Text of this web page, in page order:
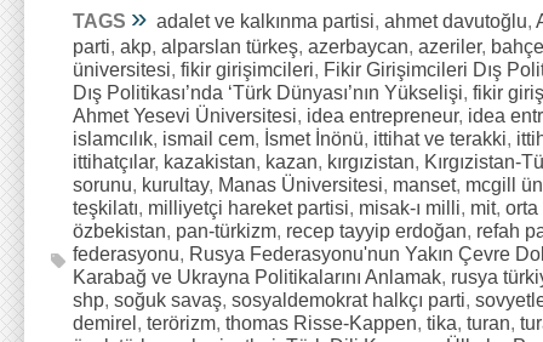
TAGS » adalet ve kalkınma partisi, ahmet davutoğlu,
parti, akp, alparslan türkeş, azerbaycan, azeriler,
üniversitesi, fikir girişimcileri, Fikir Girişimcileri Dış
Dış Politikası’nda ‘Türk Dünyası’nın Yükselişi, fikir
Ahmet Yesevi Üniversitesi, idea entrepreneur, idea
islamcılık, ismail cem, İsmet İnönü, ittihat ve terakki,
ittihatçılar, kazakistan, kazan, kırgızistan, Kırgızistan-
sorunu, kurultay, Manas Üniversitesi, manset, mcgill
teşkilatı, milliyetçi hareket partisi, misak-ı milli, mit, orta
özbekistan, pan-türkizm, recep tayyip erdoğan, refah
federasyonu, Rusya Federasyonu'nun Yakın Çevre
Karabağ ve Ukrayna Politikalarını Anlamak, rusya
shp, soğuk savaş, sosyaldemokrat halkçı parti,
demirel, terörizm, thomas Risse-Kappen, tika, turan,